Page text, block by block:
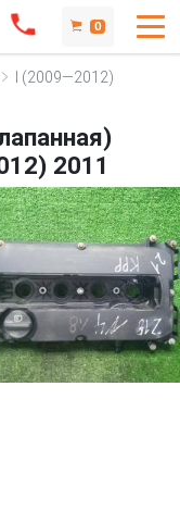
0
I (2009—2012)
2011